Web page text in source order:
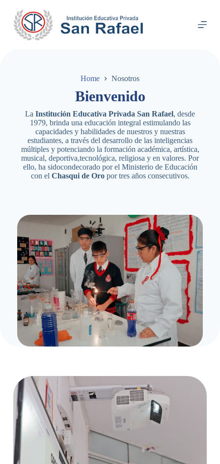
Home Nosotros
Bienvenido
La Institución Educativa Privada San Rafael, desde
1979, brinda una educación integral estimulando las
capacidades y habilidades de nuestros y nuestras
estudiantes, a través del desarrollo de las inteligencias
múltiples y potenciando la formación académica, artística,
musical, deportiva,tecnológica, religiosa y en valores. Por
ello, ha sidocondecorado por el Ministerio de Educación
con el Chasqui de Oropor tres años consecutivos.